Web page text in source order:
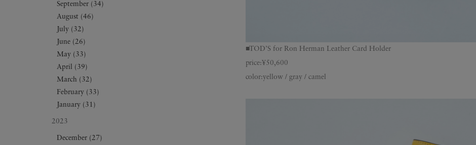
September (34)
August (46)
July (32)
June (26)
May (33)
April (39)
March (32)
February (33)
January (31)
2023
December (27)
■TOD’S for Ron Herman Leather Card Holder
price:¥50,600
color:yellow / gray / camel